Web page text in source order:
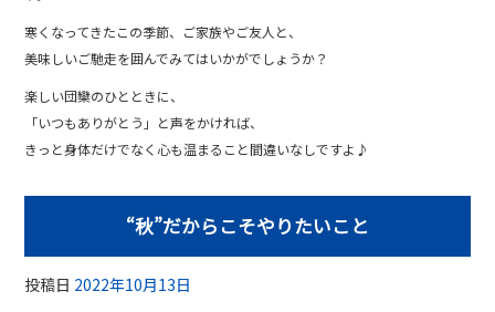
寒くなってきたこの季節、ご家族やご友人と、
美味しいご馳走を囲んでみてはいかがでしょうか？
楽しい団欒のひとときに、
「いつもありがとう」と声をかければ、
きっと身体だけでなく心も温まること間違いなしですよ♪
“秋”だからこそやりたいこと
投稿日 2022年10月13日